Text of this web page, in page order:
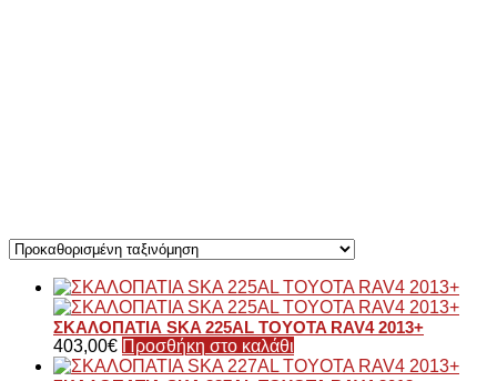
ΣΚΑΛΟΠΑΤΙΑ SKA 225AL TOYOTA RAV4 2013+
403,00€ Προσθήκη στο καλάθι